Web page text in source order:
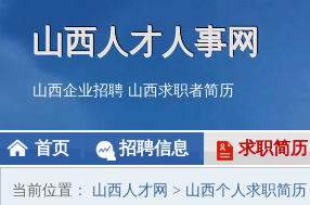
山西人才人事网
山西企业招聘 山西求职者简历
首页 招聘信息 求职简历
当前位置： 山西人才网 > 山西个人求职简历